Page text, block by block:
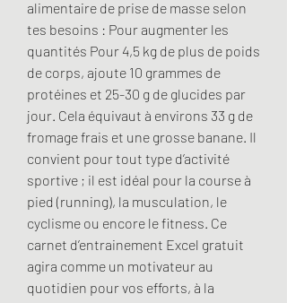
alimentaire de prise de masse selon
tes besoins : Pour augmenter les
quantités Pour 4,5 kg de plus de poids
de corps, ajoute 10 grammes de
protéines et 25-30 g de glucides par
jour. Cela équivaut à environs 33 g de
fromage frais et une grosse banane. Il
convient pour tout type d’activité
sportive ; il est idéal pour la course à
pied (running), la musculation, le
cyclisme ou encore le fitness. Ce
carnet d’entrainement Excel gratuit
agira comme un motivateur au
quotidien pour vos efforts, à la